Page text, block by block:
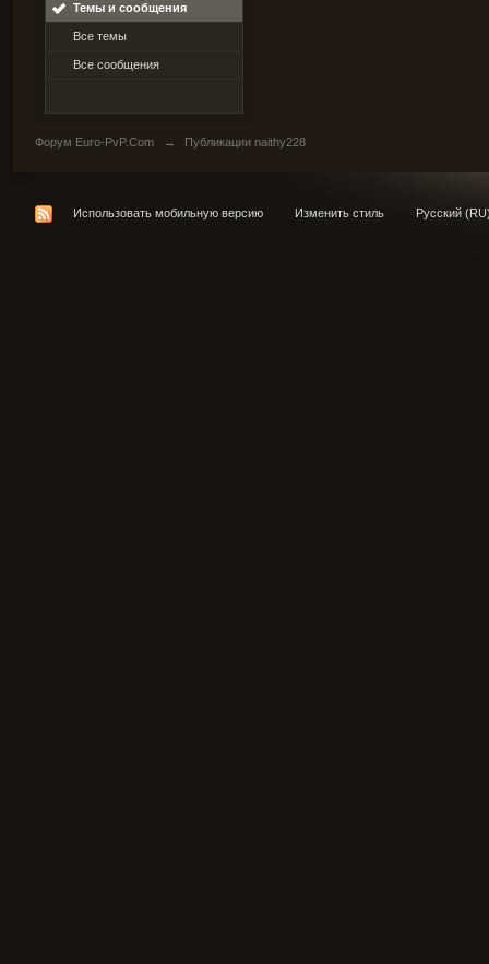
Темы и сообщения
Все темы
Все сообщения
Форум Euro-PvP.Com → Публикации naithy228
Использовать мобильную версию Изменить стиль Русский